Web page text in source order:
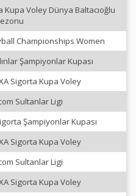
Voley Dünya Baltacıoğlu
Championships Women
Şampiyonlar Kupası
Sigorta Kupa Voley
Sultanlar Ligi
Şampiyonlar Kupası
Sigorta Kupa Voley
Sultanlar Ligi
Sigorta Kupa Voley